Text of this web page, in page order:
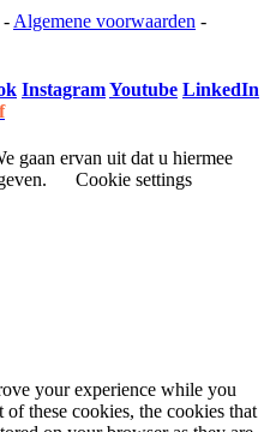
- Algemene voorwaarden -
InstagramYoutube LinkedIn
gaan ervan uit dat u hiermee
Cookie settings
your experience while you
these cookies, the cookies that